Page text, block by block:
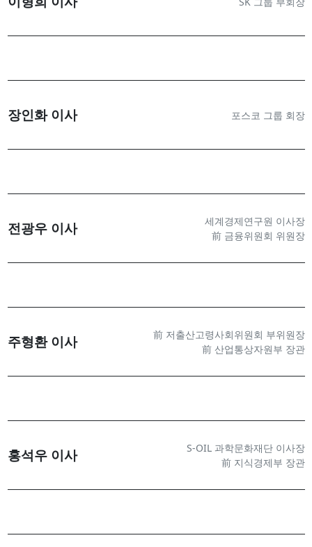
장인화 이사 포스코 그룹 회장
전광우 이사
세계경제연구원 이사장
前 금융위원회 위원장
주형환 이사
前 저출산고령사회위원회 부위원장
前 산업통상자원부 장관
홍석우 이사
S-OIL 과학문화재단 이사장
前 지식경제부 장관